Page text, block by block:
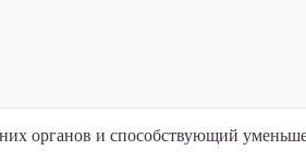
органов и способствующий